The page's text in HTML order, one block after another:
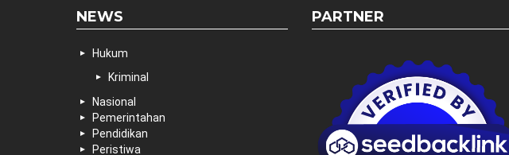
NEWS
Hukum
Kriminal
Nasional
Pemerintahan
Pendidikan
Peristiwa
PARTNER